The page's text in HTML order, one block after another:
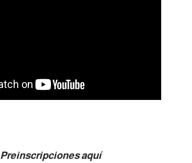
Preinscripciones aquí